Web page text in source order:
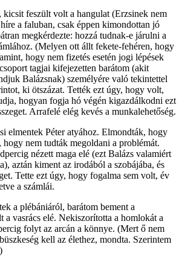
kicsit feszült volt a hangulat (Erzsinek nem
a faluban, csak éppen kimondottan jó
megkérdezte: hozzá tudnak-e járulni a
(Melyen ott állt fekete-fehéren, hogy
hogy nem fizetés esetén jogi lépések
tagjai kifejezetten barátom (akit
Balázsnak) személyére való tekintettel
ki ötszázat. Tették ezt úgy, hogy volt,
hogyan fogja hó végén kigazdálkodni ezt
Arrafelé elég kevés a munkalehetőség.
elmentek Péter atyához. Elmondták, hogy
hogy nem tudták megoldani a problémát.
nézett maga elé (ezt Balázs valamiért
aztán kiment az irodából a szobájába, és
Tette ezt úgy, hogy fogalma sem volt, év
a számlái.
a plébániáról, barátom bement a
a vasrács elé. Nekiszorította a homlokát a
folyt az arcán a könnye. (Mert ő nem
kell az élethez, mondta. Szerintem